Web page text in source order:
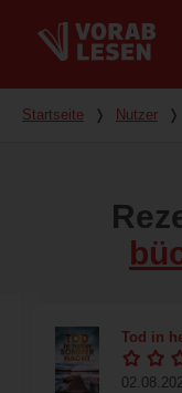
Du bist hier
Startseite ❭ Nutzer ❭
Tod in